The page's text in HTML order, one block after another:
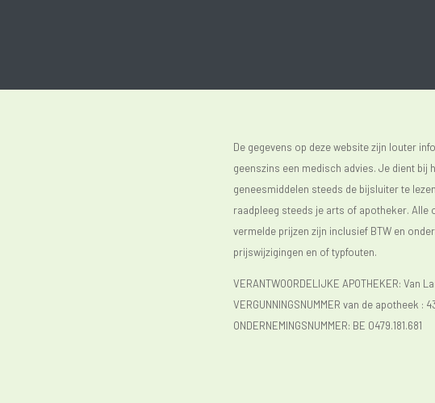
De gegevens op deze website zijn louter
geenszins een medisch advies. Je dient bij
geneesmiddelen steeds de bijsluiter te
raadpleeg steeds je arts of apotheker. Alle
vermelde prijzen zijn inclusief BTW en
prijswijzigingen en of typfouten.
VERANTWOORDELIJKE APOTHEKER: Van
VERGUNNINGSNUMMER van de apotheek :
ONDERNEMINGSNUMMER: BE 0479.181.681